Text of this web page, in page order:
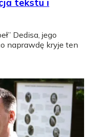
tekstu i
Dedisa, jego
naprawdę kryje ten